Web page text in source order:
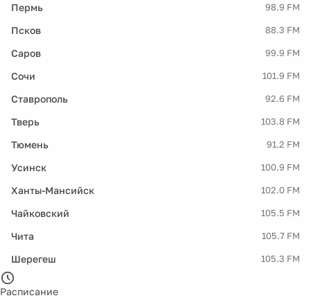
Пермь 98.9 FM
Псков 88.3 FM
Саров 99.9 FM
Сочи 101.9 FM
Ставрополь 92.6 FM
Тверь 103.8 FM
Тюмень 91.2 FM
Усинск 100.9 FM
Ханты-Мансийск 102.0 FM
Чайковский 105.5 FM
Чита 105.7 FM
Шерегеш 105.3 FM
Расписание